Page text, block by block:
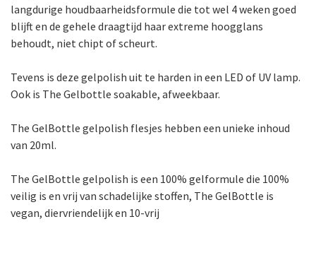
langdurige houdbaarheidsformule die tot wel 4 weken goed
blijft en de gehele draagtijd haar extreme hoogglans
behoudt, niet chipt of scheurt.
Tevens is deze gelpolish uit te harden in een LED of UV lamp.
Ook is The Gelbottle soakable, afweekbaar.
The GelBottle gelpolish flesjes hebben een unieke inhoud
van 20ml.
The GelBottle gelpolish is een 100% gelformule die 100%
veilig is en vrij van schadelijke stoffen, The GelBottle is
vegan, diervriendelijk en 10-vrij